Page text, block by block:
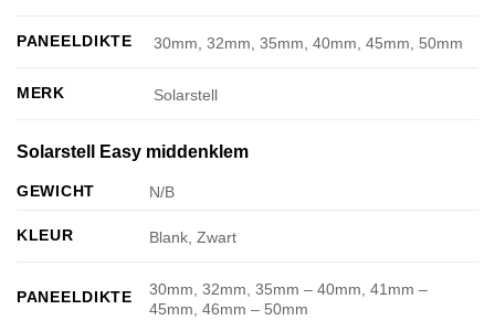
PANEELDIKTE 30mm, 32mm, 35mm, 40mm, 45mm, 50mm
MERK Solarstell
Solarstell Easy middenklem
GEWICHT N/B
KLEUR Blank, Zwart
PANEELDIKTE
30mm, 32mm, 35mm – 40mm, 41mm –
45mm, 46mm – 50mm